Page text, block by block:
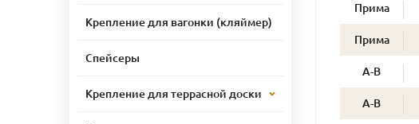
Прима
Прима
А-В
А-В
Крепление для вагонки (кляймер)
Спейсеры
Крепление для террасной доски